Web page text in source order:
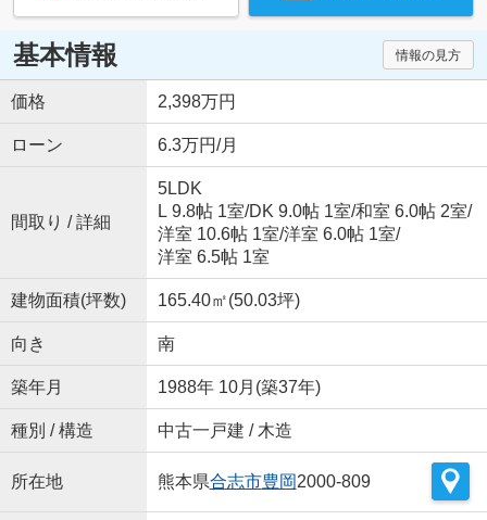
基本情報 情報の見方
価格 2,398万円
ローン 6.3万円/月
間取り / 詳細
5LDK
L 9.8帖 1室/DK 9.0帖 1室/和室 6.0帖 2室/
洋室 10.6帖 1室/洋室 6.0帖 1室/
洋室 6.5帖 1室
建物面積(坪数) 165.40㎡(50.03坪)
向き 南
築年月 1988年 10月(築37年)
種別 / 構造 中古一戸建 / 木造
所在地 熊本県合志市豊岡2000-809